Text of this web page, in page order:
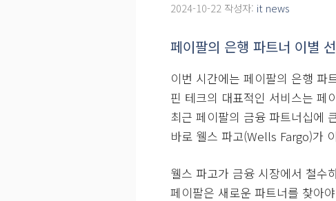
2024-10-22 작성자: it news
페이팔의 은행 파트너 이별
이번 시간에는 페이팔의 은행 파
핀 테크의 대표적인 서비스는 페
최근 페이팔의 금융 파트너십에
바로 웰스 파고(Wells Fargo)가
웰스 파고가 금융 시장에서 철수
페이팔은 새로운 파트너를 찾아